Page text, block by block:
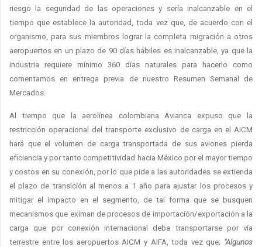
riesgo la seguridad de las operaciones y sería inalcanzable en el
tiempo que establece la autoridad, toda vez que, de acuerdo con el
organismo, para sus miembros lograr la completa migración a otros
aeropuertos en un plazo de 90 días hábiles es inalcanzable, ya que la
industria requiere mínimo 360 días naturales para hacerlo como
comentamos en entrega previa de nuestro Resumen Semanal de
Mercados.
Al tiempo que la aerolínea colombiana Avianca expuso que la
restricción operacional del transporte exclusivo de carga en el AICM
hará que el volumen de carga transportada de sus aviones pierda
eficiencia y por tanto competitividad hacia México por el mayor tiempo
y costos en su conexión, por lo que pide a las autoridades se extienda
el plazo de transición al menos a 1 año para ajustar los procesos y
mitigar el impacto en el segmento, de tal forma que se busquen
mecanismos que eximan de procesos de importación/exportación a la
carga que por conexión internacional deba transportarse por vía
terrestre entre los aeropuertos AICM y AIFA, toda vez que; “Algunos